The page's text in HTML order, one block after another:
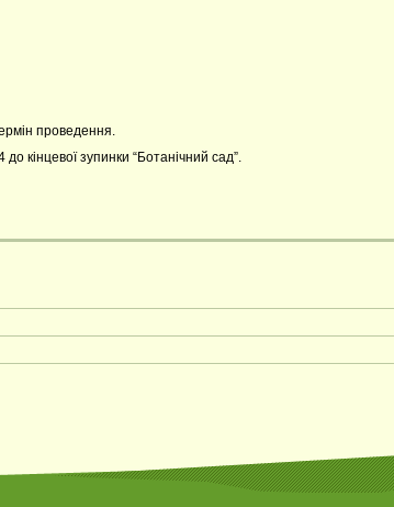
проведення.
кінцевої зупинки “Ботанічний сад”.